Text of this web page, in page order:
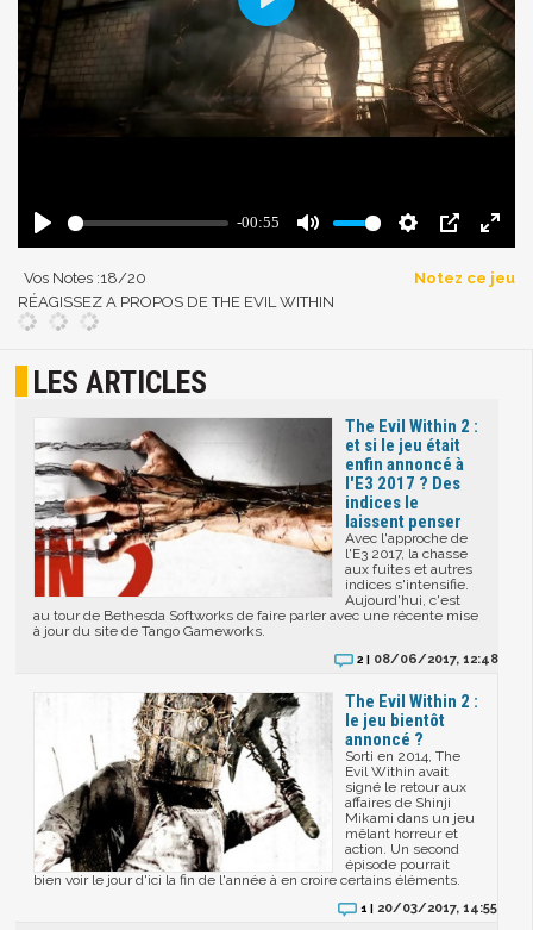
Vos Notes :18/20
Notez ce jeu
RÉAGISSEZ A PROPOS DE THE EVIL WITHIN
LES ARTICLES
The Evil Within 2 :
et si le jeu était
enfin annoncé à
l'E3 2017 ? Des
indices le
laissent penser
Avec l'approche de
l'E3 2017, la chasse
aux fuites et autres
indices s'intensifie.
Aujourd'hui, c'est
au tour de Bethesda Softworks de faire parler avec une récente mise
à jour du site de Tango Gameworks.
2 | 08/06/2017, 12:48
The Evil Within 2 :
le jeu bientôt
annoncé ?
Sorti en 2014, The
Evil Within avait
signé le retour aux
affaires de Shinji
Mikami dans un jeu
mêlant horreur et
action. Un second
épisode pourrait
bien voir le jour d'ici la fin de l'année à en croire certains éléments.
1 |20/03/2017, 14:55